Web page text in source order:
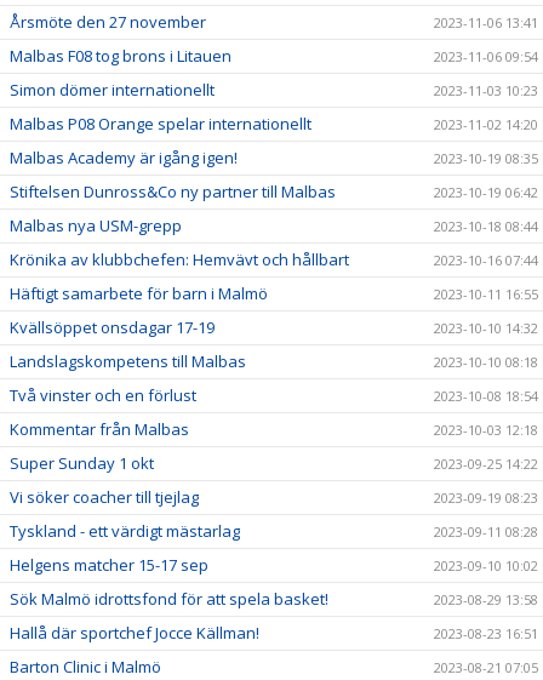
Årsmöte den 27 november 2023-11-06 13:41
Malbas F08 tog brons i Litauen 2023-11-06 09:54
Simon dömer internationellt 2023-11-03 10:23
Malbas P08 Orange spelar internationellt 2023-11-02 14:20
Malbas Academy är igång igen! 2023-10-19 08:35
Stiftelsen Dunross&Co ny partner till Malbas 2023-10-19 06:42
Malbas nya USM-grepp 2023-10-18 08:44
Krönika av klubbchefen: Hemvävt och hållbart 2023-10-16 07:44
Häftigt samarbete för barn i Malmö 2023-10-11 16:55
Kvällsöppet onsdagar 17-19 2023-10-10 14:32
Landslagskompetens till Malbas 2023-10-10 08:18
Två vinster och en förlust 2023-10-08 18:54
Kommentar från Malbas 2023-10-03 12:18
Super Sunday 1 okt 2023-09-25 14:22
Vi söker coacher till tjejlag 2023-09-19 08:23
Tyskland - ett värdigt mästarlag 2023-09-11 08:28
Helgens matcher 15-17 sep 2023-09-10 10:02
Sök Malmö idrottsfond för att spela basket! 2023-08-29 13:58
Hallå där sportchef Jocce Källman! 2023-08-23 16:51
Barton Clinic i Malmö 2023-08-21 07:05